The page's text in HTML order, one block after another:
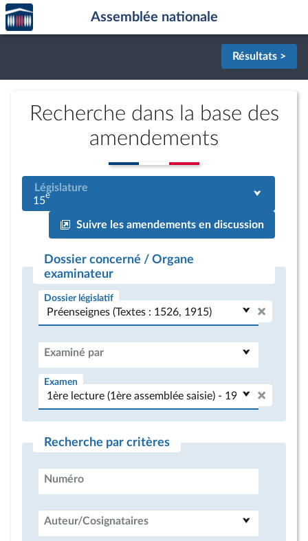
Aller au contenu
Aller en bas de la page
Accèder
à la
page
Assemblée nationale
Résultats >
Recherche dans la base des
amendements
Législature
15e
Suivre les amendements en discussion
Dossier concerné / Organe
examinateur
Dossier législatif
Examiné par
Examen
Recherche par critères
Numéro
Auteur/Cosignataires